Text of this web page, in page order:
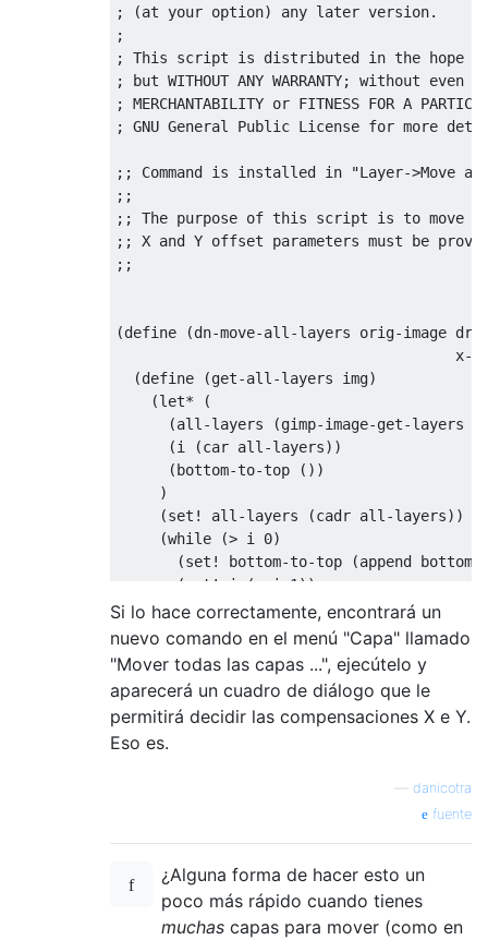
; (at your option) any later version.
;
; This script is distributed in the hope
; but WITHOUT ANY WARRANTY; without
; MERCHANTABILITY or FITNESS FOR A
; GNU General Public License for more
;; Command is installed in "Layer->Move
;;
;; The purpose of this script is to move
;; X and Y offset parameters must be
;;
(define (dn-move-all-layers orig-image
x-
  (define (get-all-layers img)
    (let* (
(all-layers (gimp-image-get-layers
      (i (car all-layers))
      (bottom-to-top ())
     )
     (set! all-layers (cadr all-layers))
     (while (> i 0)
(set! bottom-to-top (append
       (set! i (- i 1))
     )
     bottom-to-top
    )
  )
(define (move-layer orig-image layer-id
    (gimp-layer-set-offsets
      layer-id
      (layers nil)
      (layerpos 1)
      (layer-id "")
Si lo hace correctamente, encontrará un
nuevo comando en el menú "Capa" llamado
"Mover todas las capas ...", ejecútelo y
aparecerá un cuadro de diálogo que le
permitirá decidir las compensaciones X e Y.
Eso es.
danicotra
fuente
¿Alguna forma de hacer esto un
poco más rápido cuando tienes
muchas capas para mover (como en